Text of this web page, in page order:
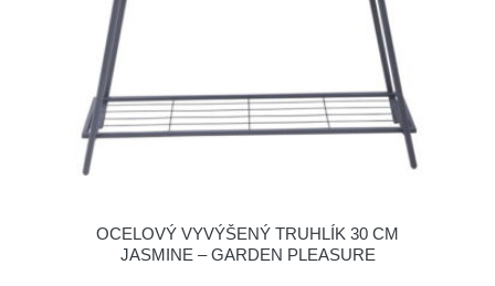
OCELOVÝ VYVÝŠENÝ TRUHLÍK 30 CM
JASMINE – GARDEN PLEASURE